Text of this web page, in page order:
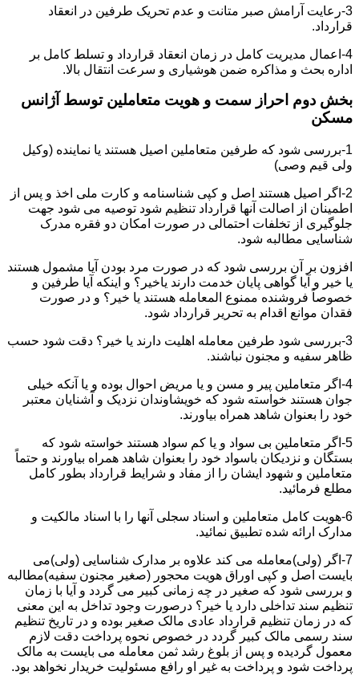
3-رعایت آرامش صبر متانت و عدم تحریک طرفین در انعقاد
قرارداد.
4-اعمال مدیریت کامل در زمان انعقاد قرارداد و تسلط کامل بر
اداره بحث و مذاکره ضمن هوشیاری و سرعت انتقال بالا.
بخش دوم احراز سمت و هویت متعاملین توسط آژانس
مسکن
1-بررسی شود که طرفین متعاملین اصیل هستند یا نماینده (وکیل
ولی قیم وصی)
2-اگر اصیل هستند اصل و کپی شناسنامه و کارت ملی اخذ و پس از
اطمینان از اصالت آنها قرارداد تنظیم شود توصیه می شود جهت
جلوگیری از تخلفات احتمالی در صورت امکان دو فقره مدرک
شناسایی مطالبه شود.
افزون بر آن بررسی شود که در صورت مرد بودن آیا مشمول هستند
یا خیر و آیا گواهی پایان خدمت دارند یاخیر؟ و اینکه آیا طرفین و
خصوصاً فروشنده ممنوع المعامله هستند یا خیر؟ و در صورت
فقدان موانع اقدام به تحریر قرارداد شود.
3-بررسی شود طرفین معامله اهلیت دارند یا خیر؟ دقت شود حسب
ظاهر سفیه و مجنون نباشند.
4-اگر متعاملین پیر و مسن و یا مریض احوال بوده و یا آنکه خیلی
جوان هستند خواسته شود که خویشاوندان نزدیک و آشنایان معتبر
خود را بعنوان شاهد همراه بیاورند.
5-اگر متعاملین بی سواد و یا کم سواد هستند خواسته شود که
بستگان و نزدیکان باسواد خود را بعنوان شاهد همراه بیاورند و حتماً
متعاملین و شهود ایشان را از مفاد و شرایط قرارداد بطور کامل
مطلع فرمائید.
6-هویت کامل متعاملین و اسناد سجلی آنها را با اسناد مالکیت و
مدارک ارائه شده تطبیق نمائید.
7-اگر (ولی)معامله می کند علاوه بر مدارک شناسایی (ولی)می
بایست اصل و کپی اوراق هویت محجور (صغیر مجنون سفیه)مطالبه
و بررسی شود که صغیر در چه زمانی کبیر می گردد و آیا با زمان
تنظیم سند تداخلی دارد یا خیر؟ درصورت وجود تداخل به این معنی
که در زمان تنظیم قرارداد عادی مالک صغیر بوده و در تاریخ تنظیم
سند رسمی مالک کبیر گردد در خصوص نحوه پرداخت دقت لازم
معمول گردیده و پس از بلوغ رشد ثمن معامله می بایست به مالک
پرداخت شود و پرداخت به غیر او رافع مسئولیت خریدار نخواهد بود.